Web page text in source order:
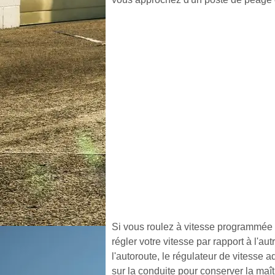
Si vous roulez à vitesse
régler votre vitesse par rapport à
l'autoroute, le régulateur de vitesse
sur la conduite pour conserver la